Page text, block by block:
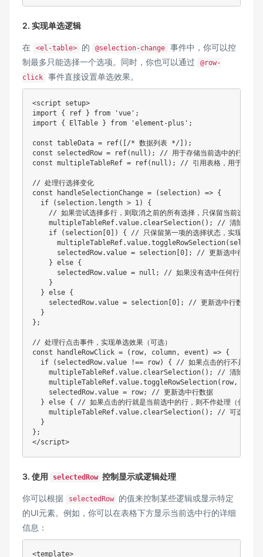
2. 实现单选逻辑
在 <el-table> 的 @selection-change
事件中，你可以控
制最多只能选择一个选项。同时，你也可以通过
@row-
click
事件直接设置单选效果。
<script setup>
import { ref } from 'vue';
import { ElTable } from 'element-plus';
const tableData = ref([/* 数据列表 */]);
const selectedRow = ref(null); // 用于存储当前选中的行数据
const multipleTableRef = ref(null); // 引用表格，用于调用
// 处理行选择变化
const handleSelectionChange = (selection) => {
  if (selection.length > 1) {
// 如果尝试选择多行，则取消之前的所有选择，只保留当前选中的
multipleTableRef.value.clearSelection(); // 清除所有
if (selection[0]) { // 只保留第一项的选择状态，实现单选
      selectedRow.value = selection[0]; // 更新选中行数据
    } else {
selectedRow.value = null; // 如果没有选中任何行，则清
    }
  } else {
    selectedRow.value = selection[0]; // 更新选中行数据
  }
};
// 处理行点击事件，实现单选效果（可选）
const handleRowClick = (row, column, event) => {
if (selectedRow.value !== row) { // 如果点击的行不是当前选
multipleTableRef.value.clearSelection(); // 清除所有
multipleTableRef.value.toggleRowSelection(row,
    selectedRow.value = row; // 更新选中行数据
} else { // 如果点击的行就是当前选中的行，则不作处理（保持选
multipleTableRef.value.clearSelection(); // 可选：取消选
  }
};
</script>
3. 使用 selectedRow 控制显示或逻辑处理
你可以根据 selectedRow
的值来控制某些逻辑或显示特定
的UI元素。例如，你可以在表格下方显示当前选中行的详细
信息：
<template>